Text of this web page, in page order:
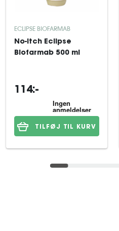
ECLIPSE BIOFARMAB
No-Itch Eclipse
Biofarmab 500 ml
114:-
TILFØJ TIL KURV